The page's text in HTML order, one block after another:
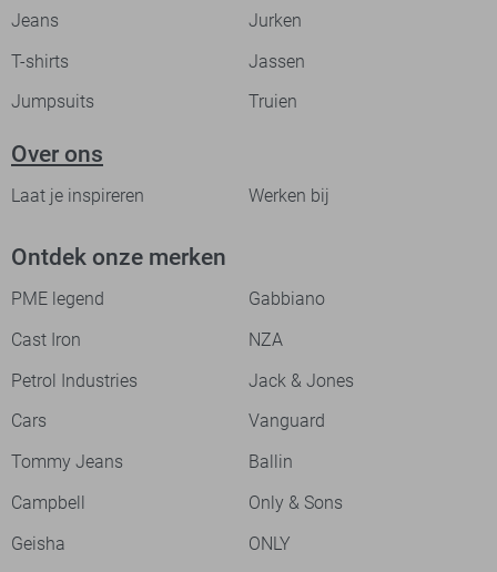
Jeans
Jurken
T-shirts
Jassen
Jumpsuits
Truien
Over ons
Laat je inspireren Werken bij
Ontdek onze merken
PME legend
Gabbiano
Cast Iron
NZA
Petrol Industries
Jack & Jones
Cars
Vanguard
Tommy Jeans
Ballin
Campbell
Only & Sons
Geisha
ONLY